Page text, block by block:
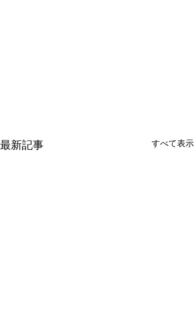
最新記事 すべて表示